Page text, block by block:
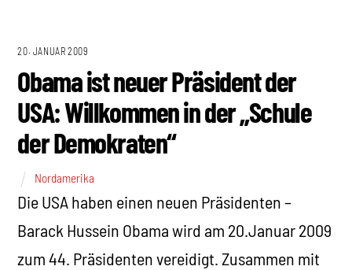
20. JANUAR 2009
Obama ist neuer Präsident der
USA: Willkommen in der „Schule
der Demokraten“
Nordamerika
Die USA haben einen neuen Präsidenten –
Barack Hussein Obama wird am 20.Januar 2009
zum 44. Präsidenten vereidigt. Zusammen mit